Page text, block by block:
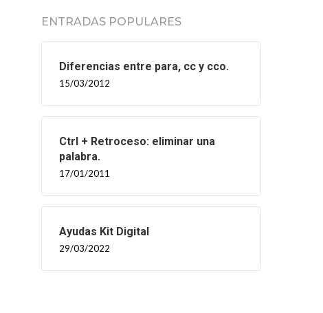
ENTRADAS POPULARES
Diferencias entre para, cc y cco.
15/03/2012
Ctrl + Retroceso: eliminar una
palabra.
17/01/2011
Ayudas Kit Digital
29/03/2022